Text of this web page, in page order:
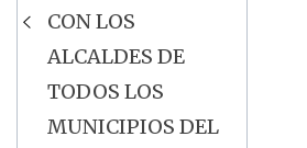
CON LOS
ALCALDES DE
TODOS LOS
MUNICIPIOS DEL